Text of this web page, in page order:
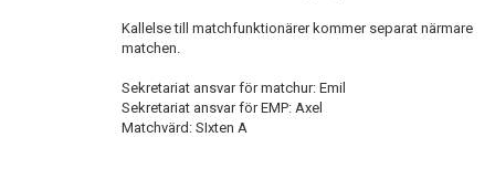
Kallelse till matchfunktionärer kommer separat närmare
matchen.
Sekretariat ansvar för matchur: Emil
Sekretariat ansvar för EMP: Axel
Matchvärd: SIxten A